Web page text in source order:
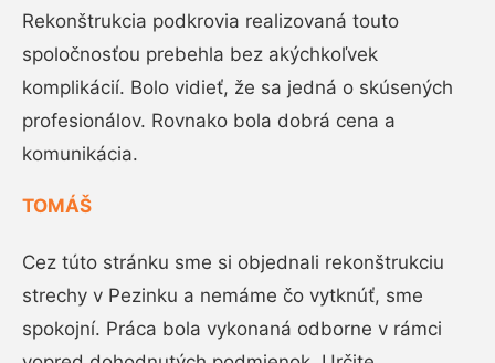
Rekonštrukcia podkrovia realizovaná touto
spoločnosťou prebehla bez akýchkoľvek
komplikácií. Bolo vidieť, že sa jedná o skúsených
profesionálov. Rovnako bola dobrá cena a
komunikácia.
TOMÁŠ
Cez túto stránku sme si objednali rekonštrukciu
strechy v Pezinku a nemáme čo vytknúť, sme
spokojní. Práca bola vykonaná odborne v rámci